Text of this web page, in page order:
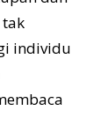
individu